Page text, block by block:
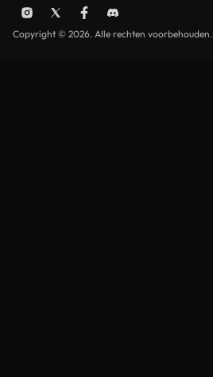
Copyright © 2026. Alle rechten voorbehouden.